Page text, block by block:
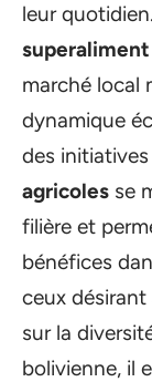
leur
superaliment
marché local
dynamique
des
agricoles se
filière et
bénéfices
ceux
sur la
bolivienne, il